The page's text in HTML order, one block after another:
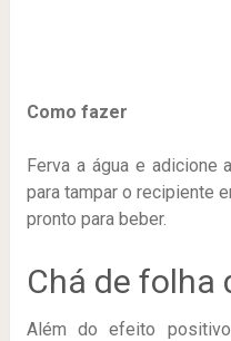
Como fazer
Ferva a água e adicione
para tampar o recipiente
pronto para beber.
Chá de folha
Além do efeito